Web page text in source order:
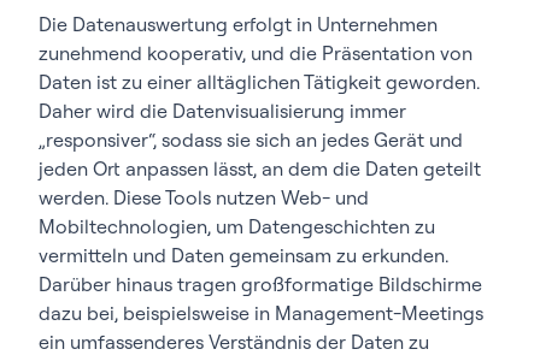
Die Datenauswertung erfolgt in Unternehmen
zunehmend kooperativ, und die Präsentation von
Daten ist zu einer alltäglichen Tätigkeit geworden.
Daher wird die Datenvisualisierung immer
„responsiver“, sodass sie sich an jedes Gerät und
jeden Ort anpassen lässt, an dem die Daten geteilt
werden. Diese Tools nutzen Web- und
Mobiltechnologien, um Datengeschichten zu
vermitteln und Daten gemeinsam zu erkunden.
Darüber hinaus tragen großformatige Bildschirme
dazu bei, beispielsweise in Management-Meetings
ein umfassenderes Verständnis der Daten zu